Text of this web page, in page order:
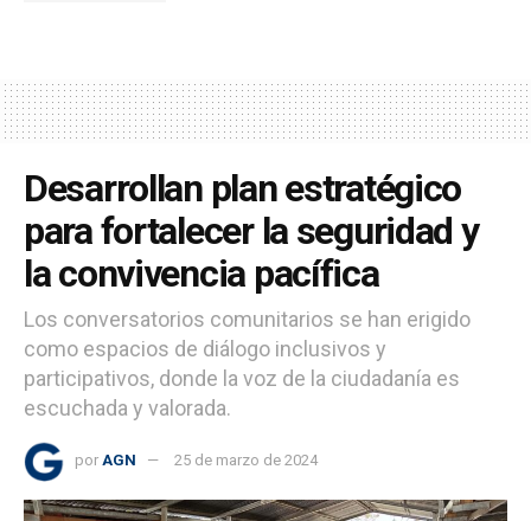
Desarrollan plan estratégico
para fortalecer la seguridad y
la convivencia pacífica
Los conversatorios comunitarios se han erigido
como espacios de diálogo inclusivos y
participativos, donde la voz de la ciudadanía es
escuchada y valorada.
por AGN 25 de marzo de 2024